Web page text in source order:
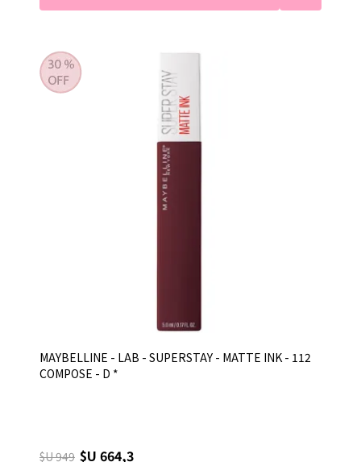
MAYBELLINE - LAB - SUPERSTAY - MATTE INK - 112
COMPOSE - D *
$U 949 $U 664,3